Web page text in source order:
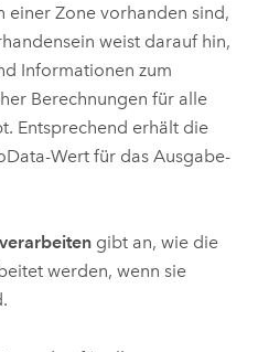
einer Zone vorhanden sind,
weist darauf hin,
Informationen zum
Berechnungen für alle
Entsprechend erhält die
Wert für das Ausgabe-
gibt an, wie die
werden, wenn sie